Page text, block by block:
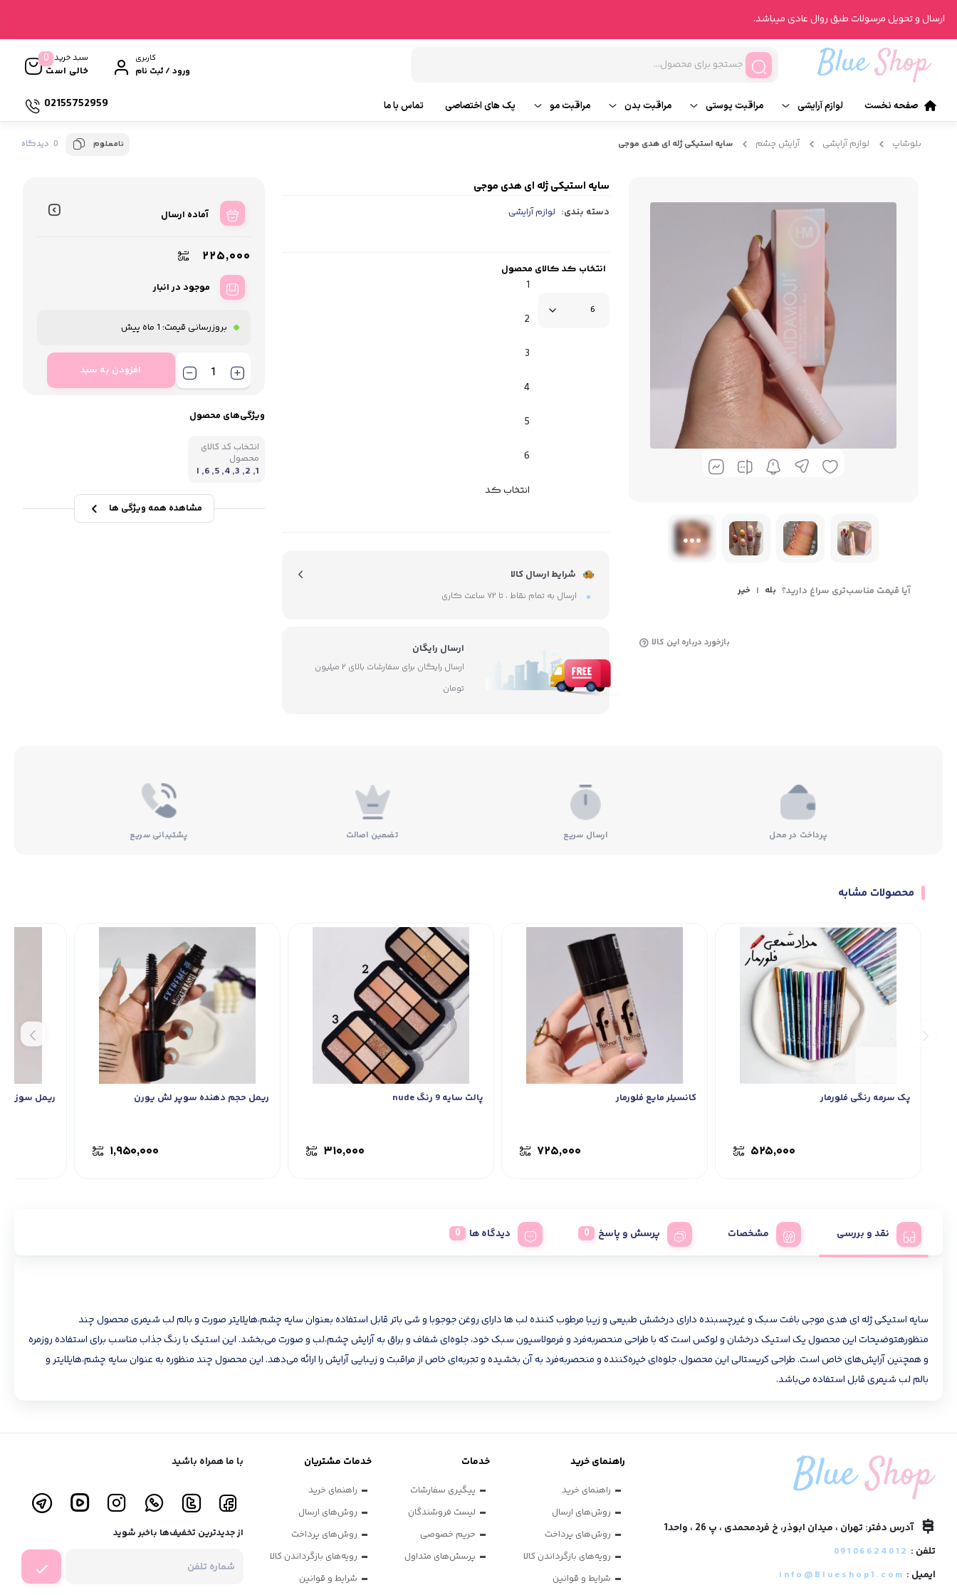
ارسال و تحویل مرسولات طبق روال عادی میباشد.
کاربری
ورود / ثبت نام
سبد خرید
خالی است
0
صفحه نخست لوازم آرایشی
آرایش صورت
مراقبت پوستی
تونر
شیت ماسک
مراقبت بدن
ناخن
مراقبت مو
ماسک مو
روغن و سرم مو
پک های اختصاصی تماس با ما 02155752959
بلوشاپ لوازم آرایشی آرایش چشم سایه استیکی ژله ای هدی موجی نامعلوم 0 دیدگاه
آیا قیمت مناسب‌تری سراغ دارید؟ بله | خیر
بازخورد درباره این کالا
سایه استیکی ژله ای هدی موجی
دسته بندی: لوازم آرایشی ،
انتخاب کد کالای محصول
1
2
3
4
5
6
انتخاب کد
شرایط ارسال کالا
ارسال به تمام نقاط ، تا ۷۲ ساعت کاری
ارسال رایگان
ارسال رایگان برای سفارشات بالای ۲ میلیون
تومان
آماده ارسال
۲۲۵,۰۰۰
موجود در انبار
بروزرسانی قیمت: 1 ماه پیش
افزودن به سبد
ویژگی‌های محصول
انتخاب کد کالای
محصول
1, 2, 3, 4, 5, 6, ا
مشاهده همه ویژگی ها
پرداخت در محل ارسال سریع تضمین اصالت پشتیبانی سریع
محصولات مشابه
پک سرمه رنگی فلورمار
۵۲۵,۰۰۰
کانسیلر مایع فلورمار
۷۲۵,۰۰۰
پالت سایه 9 رنگ nude
۳۱۰,۰۰۰
ریمل حجم دهنده سوپر لش یورن
۱,۹۵۰,۰۰۰
ریمل سوزنی Gege Bear
نقد و بررسی مشخصات پرسش و پاسخ دیدگاه ها
سایه استیکی ژله ای هدی موجی بافت سبک و غیرچسبنده دارای درخشش طبیعی و زیبا مرطوب کننده لب ها دارای روغن جوجوبا و شی باتر قابل استفاده بعنوان سایه چشم،هایلایتر صورت و بالم لب شیمری محصول چند
منظورهتوضیحات این محصول یک استیک درخشان و لوکس است که با طراحی منحصربه‌فرد و فرمولاسیون سبک خود، جلوه‌ای شفاف و براق به آرایش چشم،لب و صورت می‌بخشد. این استیک با رنگ جذاب مناسب برای استفاده روزمره
و همچنین آرایش‌های خاص است. طراحی کریستالی این محصول، جلوه‌ای خیره‌کننده و منحصربه‌فرد به آن بخشیده و تجربه‌ای خاص از مراقبت و زیبایی آرایش را ارائه می‌دهد. این محصول چند منظوره به عنوان سایه چشم،هایلایتر و
بالم لب شیمری قابل استفاده می‌باشد.
آدرس دفتر: تهران ، میدان ابوذر، خ فردمحمدی ، پ 26 ، واحد1
تلفن : 09106624012
ایمیل : info@Blueshop1.com
راهنمای خرید
راهنمای خرید
روش‌های ارسال
روش‌های پرداخت
رویه‌های بازگرداندن کالا
شرایط و قوانین
خدمات
پیگیری سفارشات
لیست فروشندگان
حریم خصوصی
پرسش‌های متداول
خدمات مشتریان
راهنمای خرید
روش‌های ارسال
روش‌های پرداخت
رویه‌های بازگرداندن کالا
شرایط و قوانین
با ما همراه باشید
از جدیدترین تخفیف‌ها باخبر شوید